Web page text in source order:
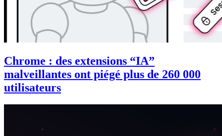
Chrome : des extensions “IA”
malveillantes ont piégé plus de 260 000
utilisateurs